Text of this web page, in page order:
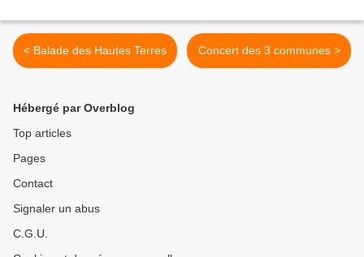
< Balade des Hautes Terres Concert des 3 communes >
Hébergé par Overblog
Top articles
Pages
Contact
Signaler un abus
C.G.U.